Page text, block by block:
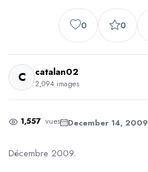
0 0
C catalan02
2,094 images
1,557 vues December 14, 2009
Décembre 2009.